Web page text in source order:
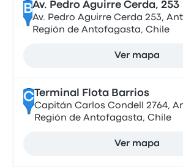
BAv. Pedro Aguirre Cerda, 253
Av. Pedro Aguirre Cerda 253,
Región de Antofagasta, Chile
Ver mapa
CTerminal Flota Barrios
Capitán Carlos Condell 2764,
Región de Antofagasta, Chile
Ver mapa